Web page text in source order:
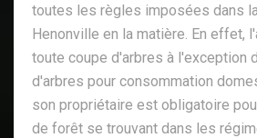
toutes les règles imposées dans
Henonville en la matière. En effet,
toute coupe d'arbres à l'exception
d'arbres pour consommation
son propriétaire est obligatoire
de forêt se trouvant dans les